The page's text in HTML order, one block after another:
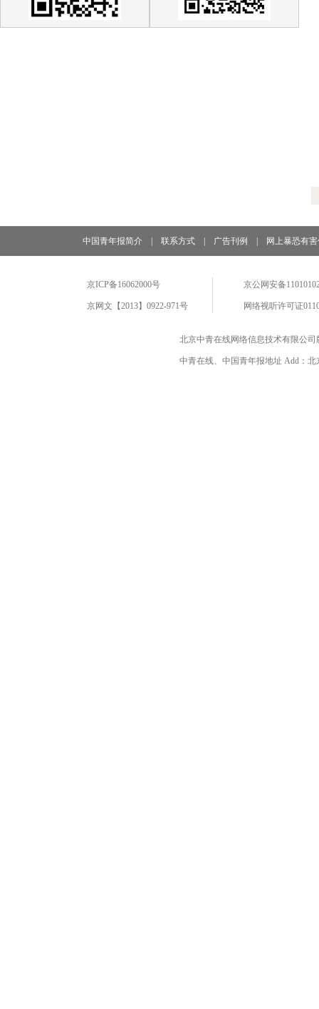
中国青年报简介 联系方式 广告刊例 网上暴恐有
京ICP备16062000号
京网文【2013】0922-971号
京公网安备
网络视听许可证
北京中青在线网络信息技术有限公
中青在线、中国青年报地址 Add：北